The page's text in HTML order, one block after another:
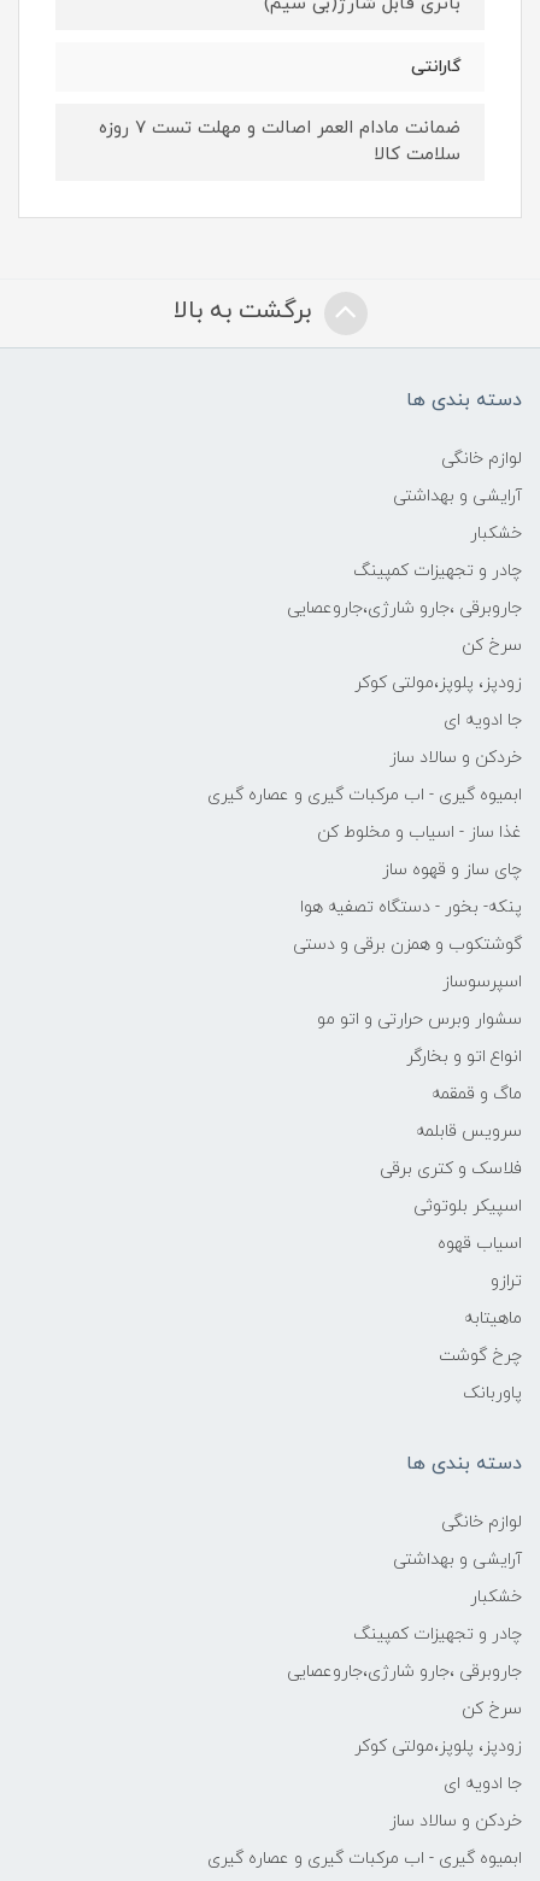
گارانتی
ضمانت مادام العمر اصالت و مهلت تست ۷ روزه
سلامت کالا
برگشت به بالا
دسته بندی ها
لوازم خانگی
آرایشی و بهداشتی
خشکبار
چادر و تجهیزات کمپینگ
جاروبرقی ،جارو شارژی،جاروعصایی
سرخ کن
زودپز، پلوپز،مولتی کوکر
جا ادویه ای
خردکن و سالاد ساز
ابمیوه گیری - اب مرکبات گیری و عصاره گیری
غذا ساز - اسیاب و مخلوط کن
چای ساز و قهوه ساز
پنکه- بخور - دستگاه تصفیه هوا
گوشتکوب و همزن برقی و دستی
اسپرسوساز
سشوار وبرس حرارتی و اتو مو
انواع اتو و بخارگر
ماگ و قمقمه
سرویس قابلمه
فلاسک و کتری برقی
اسپیکر بلوتوثی
اسیاب قهوه
ترازو
ماهیتابه
چرخ گوشت
پاوربانک
دسته بندی ها
لوازم خانگی
آرایشی و بهداشتی
خشکبار
چادر و تجهیزات کمپینگ
جاروبرقی ،جارو شارژی،جاروعصایی
سرخ کن
زودپز، پلوپز،مولتی کوکر
جا ادویه ای
خردکن و سالاد ساز
ابمیوه گیری - اب مرکبات گیری و عصاره گیری